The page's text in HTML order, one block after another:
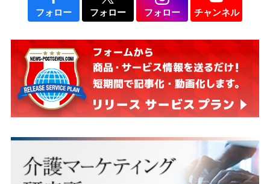
フォロー フォロー フォロー チャンネル